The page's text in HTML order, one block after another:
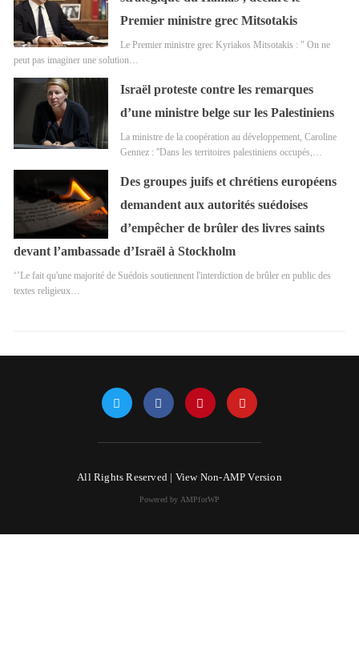
Premier ministre grec Mitsotakis
Le Premier ministre grec Kyriakos Mitsotakis : " On ne
peut pas imaginer une solution…
Israël proteste contre les remarques
d’une ministre belge sur les Palestiniens
La ministre de la coopération au développement, Caroline
Gennez : ''Dans les territoires palestiniens occupés,…
Des groupes juifs et chrétiens européens
demandent aux autorités suédoises
d’empêcher de brûler des livres saints
devant l’ambassade d’Israël à Stockholm
‘’Le fait qu'une majorité de Suédois soutiennent l'interdiction de brûler en public des
textes religieux…
All Rights Reserved | View Non-AMP Version
Powered by AMPforWP